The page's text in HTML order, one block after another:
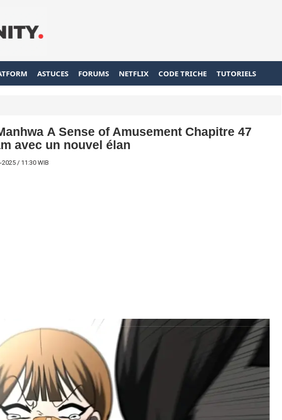
ASTUCES FORUMS NETFLIX CODE TRICHE TUTORIELS
A Sense of Amusement Chapitre 47
avec un nouvel élan
2025/ 11:30 WIB